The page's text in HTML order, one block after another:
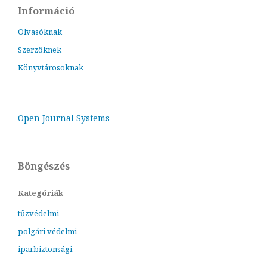
Információ
Olvasóknak
Szerzőknek
Könyvtárosoknak
Open Journal Systems
Böngészés
Kategóriák
tűzvédelmi
polgári védelmi
iparbiztonsági